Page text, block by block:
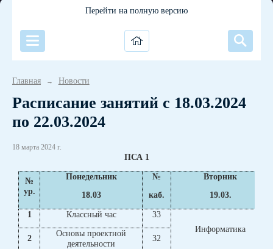
Перейти на полную версию
Главная → Новости
Расписание занятий с 18.03.2024
по 22.03.2024
18 марта 2024 г.
ПСА 1
№
ур.
Понедельник
18.03
№
каб.
Вторник
19.03.
1
Классный час
33
Информатика
2
Основы проектной
деятельности
32